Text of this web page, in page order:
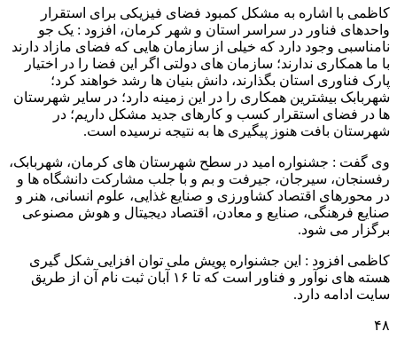
کاظمی با اشاره به مشکل کمبود فضای فیزیکی برای استقرار
واحدهای فناور در سراسر استان و شهر کرمان، افزود : یک جو
نامناسبی وجود دارد که خیلی از سازمان هایی که فضای مازاد دارند
با ما همکاری ندارند؛ سازمان های دولتی اگر این فضا را در اختیار
پارک فناوری استان بگذارند، دانش بنیان ها رشد خواهند کرد؛
شهربابک بیشترین همکاری را در این زمینه دارد؛ در سایر شهرستان
ها در فضای استقرار کسب و کارهای جدید مشکل داریم؛ در
شهرستان بافت هنوز پیگیری ها به نتیجه نرسیده است.
وی گفت : جشنواره امید در سطح شهرستان های کرمان، شهربابک،
رفسنجان، سیرجان، جیرفت و بم و با جلب مشارکت دانشگاه ها و
در محورهای اقتصاد کشاورزی و صنایع غذایی، علوم انسانی، هنر و
صنایع فرهنگی، صنایع و معادن، اقتصاد دیجیتال و هوش مصنوعی
برگزار می شود.
کاظمی افزود : این جشنواره پویش ملی توان افزایی شکل گیری
هسته های نوآور و فناور است که تا ۱۶ آبان ثبت نام آن از طریق
سایت ادامه دارد.
۴۸